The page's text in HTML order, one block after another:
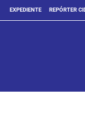
EXPEDIENTE REPÓRTER